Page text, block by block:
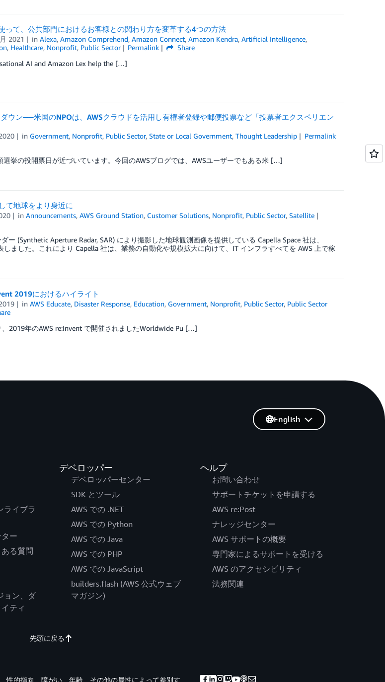
って、公共部門におけるお客様との関わり方を変革する4つの方法
2021 inAlexa,Amazon Comprehend,Amazon Connect,Amazon Kendra,Artificial Intelligence,
, Healthcare, Nonprofit, Public Sector Permalink
Share
AI and Amazon Lex help the […]
ウン──米国のNPOは、AWSクラウドを活用し有権者登録や郵便投票など「投票者エクスペリエン
in Government, Nonprofit, Public Sector,State or Local Government,Thought Leadership
Permalink
選挙の投開票日が近づいています。今回のAWSブログでは、AWSユーザーでもある米 […]
て地球をより身近に
inAnnouncements,AWS Ground Station, Customer Solutions, Nonprofit, Public Sector,Satellite
ー (Synthetic Aperture Radar, SAR) により撮影した地球観測画像を提供している Capella Space 社は、
ました。これにより Capella 社は、業務の自動化や規模拡大に向けて、IT インフラすべてを AWS 上で稼
2019におけるハイライト
inAWS Educate, Disaster Response, Education, Government, Nonprofit, Public Sector, Public Sector
、2019年のAWS re:Invent で開催されましたWorldwide Pu […]
ライブラ
ー
る質問
ョン、ダ
ティ
デベロッパー
デベロッパーセンター
SDK とツール
AWS での .NET
AWS での Python
AWS での Java
AWS での PHP
AWS での JavaScript
builders.flash (AWS 公式ウェブ
マガジン)
ヘルプ
お問い合わせ
サポートチケットを申請する
AWS re:Post
ナレッジセンター
AWS サポートの概要
専門家によるサポートを受ける
AWS のアクセシビリティ
法務関連
English
先頭に戻る
性的指向、障がい、年齢、その他の属性によって差別す